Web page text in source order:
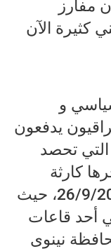
مفارز
كثيرة الآن
و
يدفعون
تحصد
كارثة
حريق الحمدانية مساء يوم 26/9/2023، حيث
أحد قاعات
نينوى